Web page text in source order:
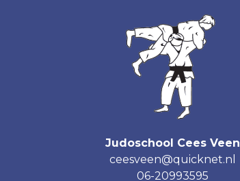
Judoschool Cees Veen
ceesveen@quicknet.nl
06-20993595